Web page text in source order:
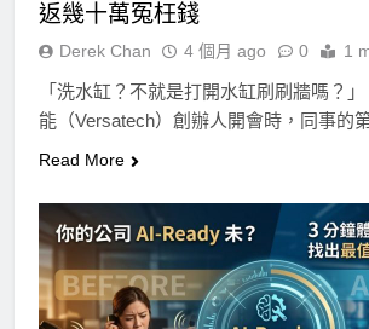
返幾十萬冤枉錢
Derek Chan 4 個月 ago 0 1
「洗水缸？不就是打開水缸刷刷牆嗎？
能（Versatech）創辦人開會時，同事的
Read More